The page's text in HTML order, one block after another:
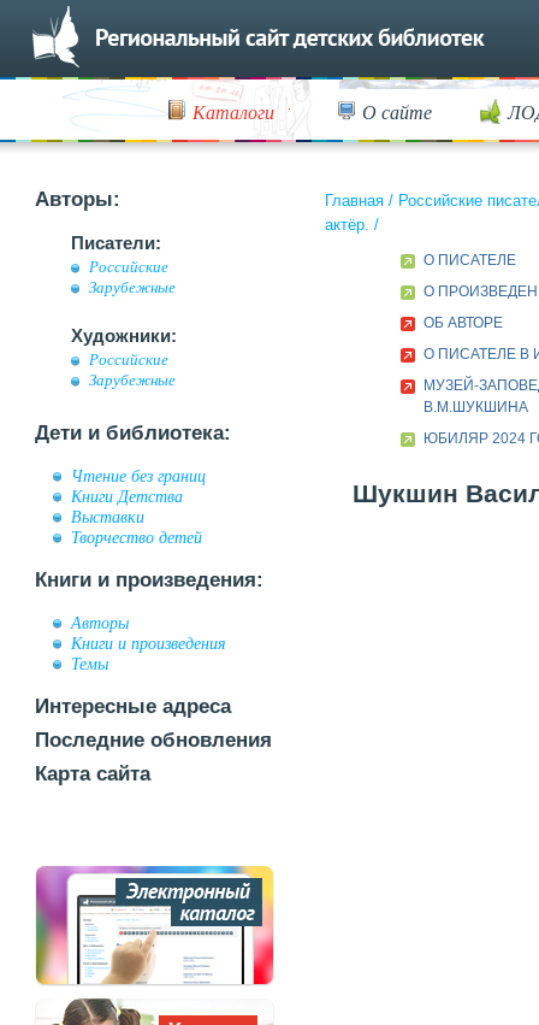
Каталоги О сайте
Авторы:
Писатели:
Российские
Зарубежные
Художники:
Российские
Зарубежные
Дети и библиотека:
Чтение без границ
Книги Детства
Выставки
Творчество детей
Книги и произведения:
Авторы
Книги и произведения
Темы
Интересные адреса
Последние обновления
Карта сайта
Главная / Российские
актёр. /
О ПИСАТЕЛЕ
О
ОБ АВТОРЕ
О ПИСАТЕЛЕ В
МУЗЕЙ-
В.М.ШУКШИНА
ЮБИЛЯР 2024
Шукшин